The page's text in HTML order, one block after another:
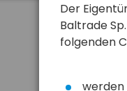
Der
Baltrade
folgenden
werden